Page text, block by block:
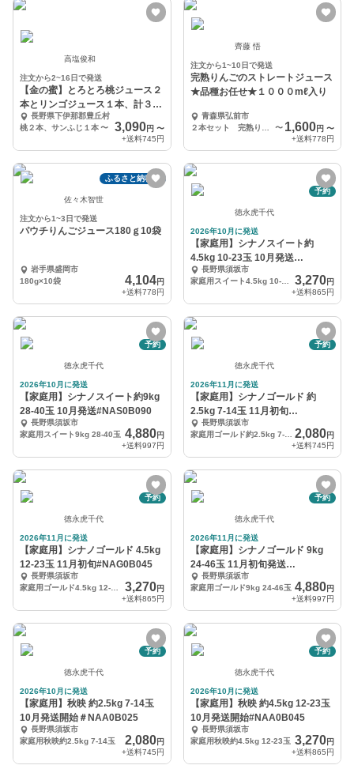
高塩俊和
注文から2~16日で発送
【金の蜜】とろとろ桃ジュース２
本とリンゴジュース１本、計３本
セット☆ギフト対応可
長野県下伊那郡豊丘村
桃２本、サンふじ１本〜 3,090円 〜
+送料745円
齊藤 悟
注文から1~10日で発送
完熟りんごのストレートジュース
★品種お任せ★１０００mℓ入り
青森県弘前市
〜 1,600円 〜
+送料778円
ふるさと納税可
佐々木智世
注文から1~3日で発送
パウチりんごジュース180ｇ10袋
岩手県盛岡市
180g×10袋
4,104円
+送料778円
予約
徳永虎千代
2026年10月に発送
【家庭用】シナノスイート約
4.5kg 10-23玉 10月発送
#NAS0B045
長野県須坂市
家庭用スイート4.5kg 10-23玉
3,270円
+送料865円
予約
徳永虎千代
2026年10月に発送
【家庭用】シナノスイート約9kg
28-40玉 10月発送#NAS0B090
長野県須坂市
家庭用スイート9kg 28-40玉 4,880円
+送料997円
予約
徳永虎千代
2026年11月に発送
【家庭用】シナノゴールド 約
2.5kg 7-14玉 11月初旬
#NAG0B025
長野県須坂市
家庭用ゴールド約2.5kg 7-14玉
2,080円
+送料745円
予約
徳永虎千代
2026年11月に発送
【家庭用】シナノゴールド 4.5kg
12-23玉 11月初旬#NAG0B045
長野県須坂市
3,270円
+送料865円
予約
徳永虎千代
2026年11月に発送
【家庭用】シナノゴールド 9kg
24-46玉 11月初旬発送
#NAG0B045
長野県須坂市
家庭用ゴールド9kg 24-46玉 4,880円
+送料997円
予約
徳永虎千代
2026年10月に発送
【家庭用】秋映 約2.5kg 7‐14玉
10月発送開始＃NAA0B025
長野県須坂市
家庭用秋映約2.5kg 7-14玉
2,080円
+送料745円
予約
徳永虎千代
2026年10月に発送
【家庭用】秋映 約4.5kg 12-23玉
10月発送開始#NAA0B045
長野県須坂市
家庭用秋映約4.5kg 12-23玉 3,270円
+送料865円